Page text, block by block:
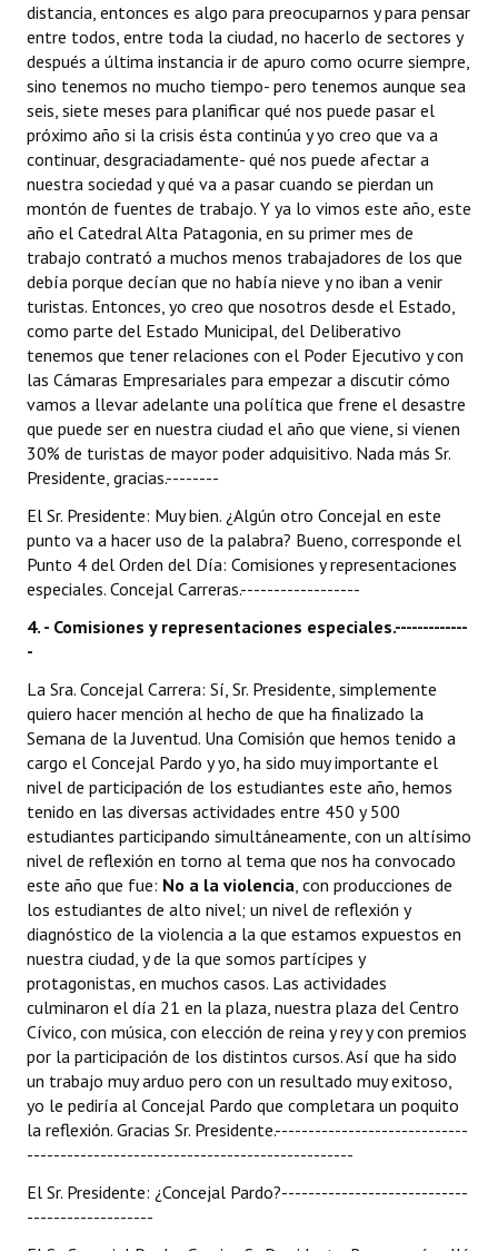
distancia, entonces es algo para preocuparnos y para pensar
entre todos, entre toda la ciudad, no hacerlo de sectores y
después a última instancia ir de apuro como ocurre siempre,
sino tenemos no mucho tiempo- pero tenemos aunque sea
seis, siete meses para planificar qué nos puede pasar el
próximo año si la crisis ésta continúa y yo creo que va a
continuar, desgraciadamente- qué nos puede afectar a
nuestra sociedad y qué va a pasar cuando se pierdan un
montón de fuentes de trabajo. Y ya lo vimos este año, este
año el Catedral Alta Patagonia, en su primer mes de
trabajo contrató a muchos menos trabajadores de los que
debía porque decían que no había nieve y no iban a venir
turistas. Entonces, yo creo que nosotros desde el Estado,
como parte del Estado Municipal, del Deliberativo
tenemos que tener relaciones con el Poder Ejecutivo y con
las Cámaras Empresariales para empezar a discutir cómo
vamos a llevar adelante una política que frene el desastre
que puede ser en nuestra ciudad el año que viene, si vienen
30% de turistas de mayor poder adquisitivo. Nada más Sr.
Presidente, gracias.--------
El Sr. Presidente: Muy bien. ¿Algún otro Concejal en este
punto va a hacer uso de la palabra? Bueno, corresponde el
Punto 4 del Orden del Día: Comisiones y representaciones
especiales. Concejal Carreras.------------------
4. - Comisiones y representaciones especiales.-------------
-
La Sra. Concejal Carrera: Sí, Sr. Presidente, simplemente
quiero hacer mención al hecho de que ha finalizado la
Semana de la Juventud. Una Comisión que hemos tenido a
cargo el Concejal Pardo y yo, ha sido muy importante el
nivel de participación de los estudiantes este año, hemos
tenido en las diversas actividades entre 450 y 500
estudiantes participando simultáneamente, con un altísimo
nivel de reflexión en torno al tema que nos ha convocado
este año que fue:  No a la violencia, con producciones de
los estudiantes de alto nivel; un nivel de reflexión y
diagnóstico de la violencia a la que estamos expuestos en
nuestra ciudad, y de la que somos partícipes y
protagonistas, en muchos casos. Las actividades
culminaron el día 21 en la plaza, nuestra plaza del Centro
Cívico, con música, con elección de reina y rey y con premios
por la participación de los distintos cursos. Así que ha sido
un trabajo muy arduo pero con un resultado muy exitoso,
yo le pediría al Concejal Pardo que completara un poquito
la reflexión. Gracias Sr. Presidente.-----------------------------
-------------------------------------------------
El Sr. Presidente: ¿Concejal Pardo?----------------------------
-------------------